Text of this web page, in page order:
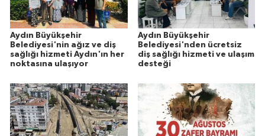
Aydın Büyükşehir
Belediyesi'nin ağız ve diş
sağlığı hizmeti Aydın'ın her
noktasına ulaşıyor
Aydın Büyükşehir
Belediyesi'nden ücretsiz
diş sağlığı hizmeti ve ulaşım
desteği